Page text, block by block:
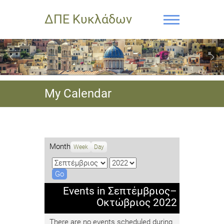
ΔΠΕ Κυκλάδων
My Calendar
Month Week Day
M
o
n
Y
a
r
Events in Σεπτέμβριος–
Οκτώβριος 2022
There are no events scheduled during